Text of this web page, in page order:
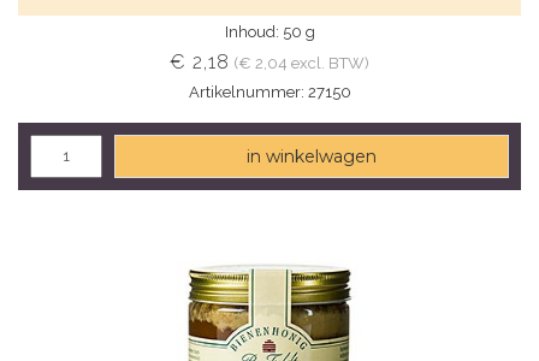
Inhoud: 50 g
€ 2,18 (€ 2,04 excl. BTW)
Artikelnummer: 27150
in winkelwagen